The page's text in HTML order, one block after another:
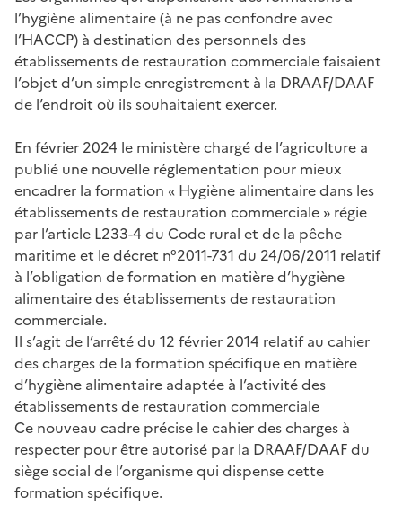
l’hygiène alimentaire (à ne pas confondre avec
l’HACCP) à destination des personnels des
établissements de restauration commerciale faisaient
l’objet d’un simple enregistrement à la DRAAF/DAAF
de l’endroit où ils souhaitaient exercer.
En février 2024 le ministère chargé de l’agriculture a
publié une nouvelle réglementation pour mieux
encadrer la formation « Hygiène alimentaire dans les
établissements de restauration commerciale » régie
par l’article L233-4 du Code rural et de la pêche
maritime et le décret n°2011-731 du 24/06/2011 relatif
à l’obligation de formation en matière d’hygiène
alimentaire des établissements de restauration
commerciale.
Il s’agit de l’arrêté du 12 février 2014 relatif au cahier
des charges de la formation spécifique en matière
d’hygiène alimentaire adaptée à l’activité des
établissements de restauration commerciale
Ce nouveau cadre précise le cahier des charges à
respecter pour être autorisé par la DRAAF/DAAF du
siège social de l’organisme qui dispense cette
formation spécifique.